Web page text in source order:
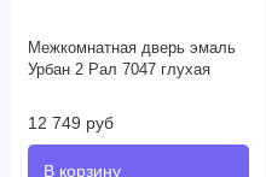
Межкомнатная дверь эмаль
Урбан 2 Рал 7047 глухая
12 749 руб